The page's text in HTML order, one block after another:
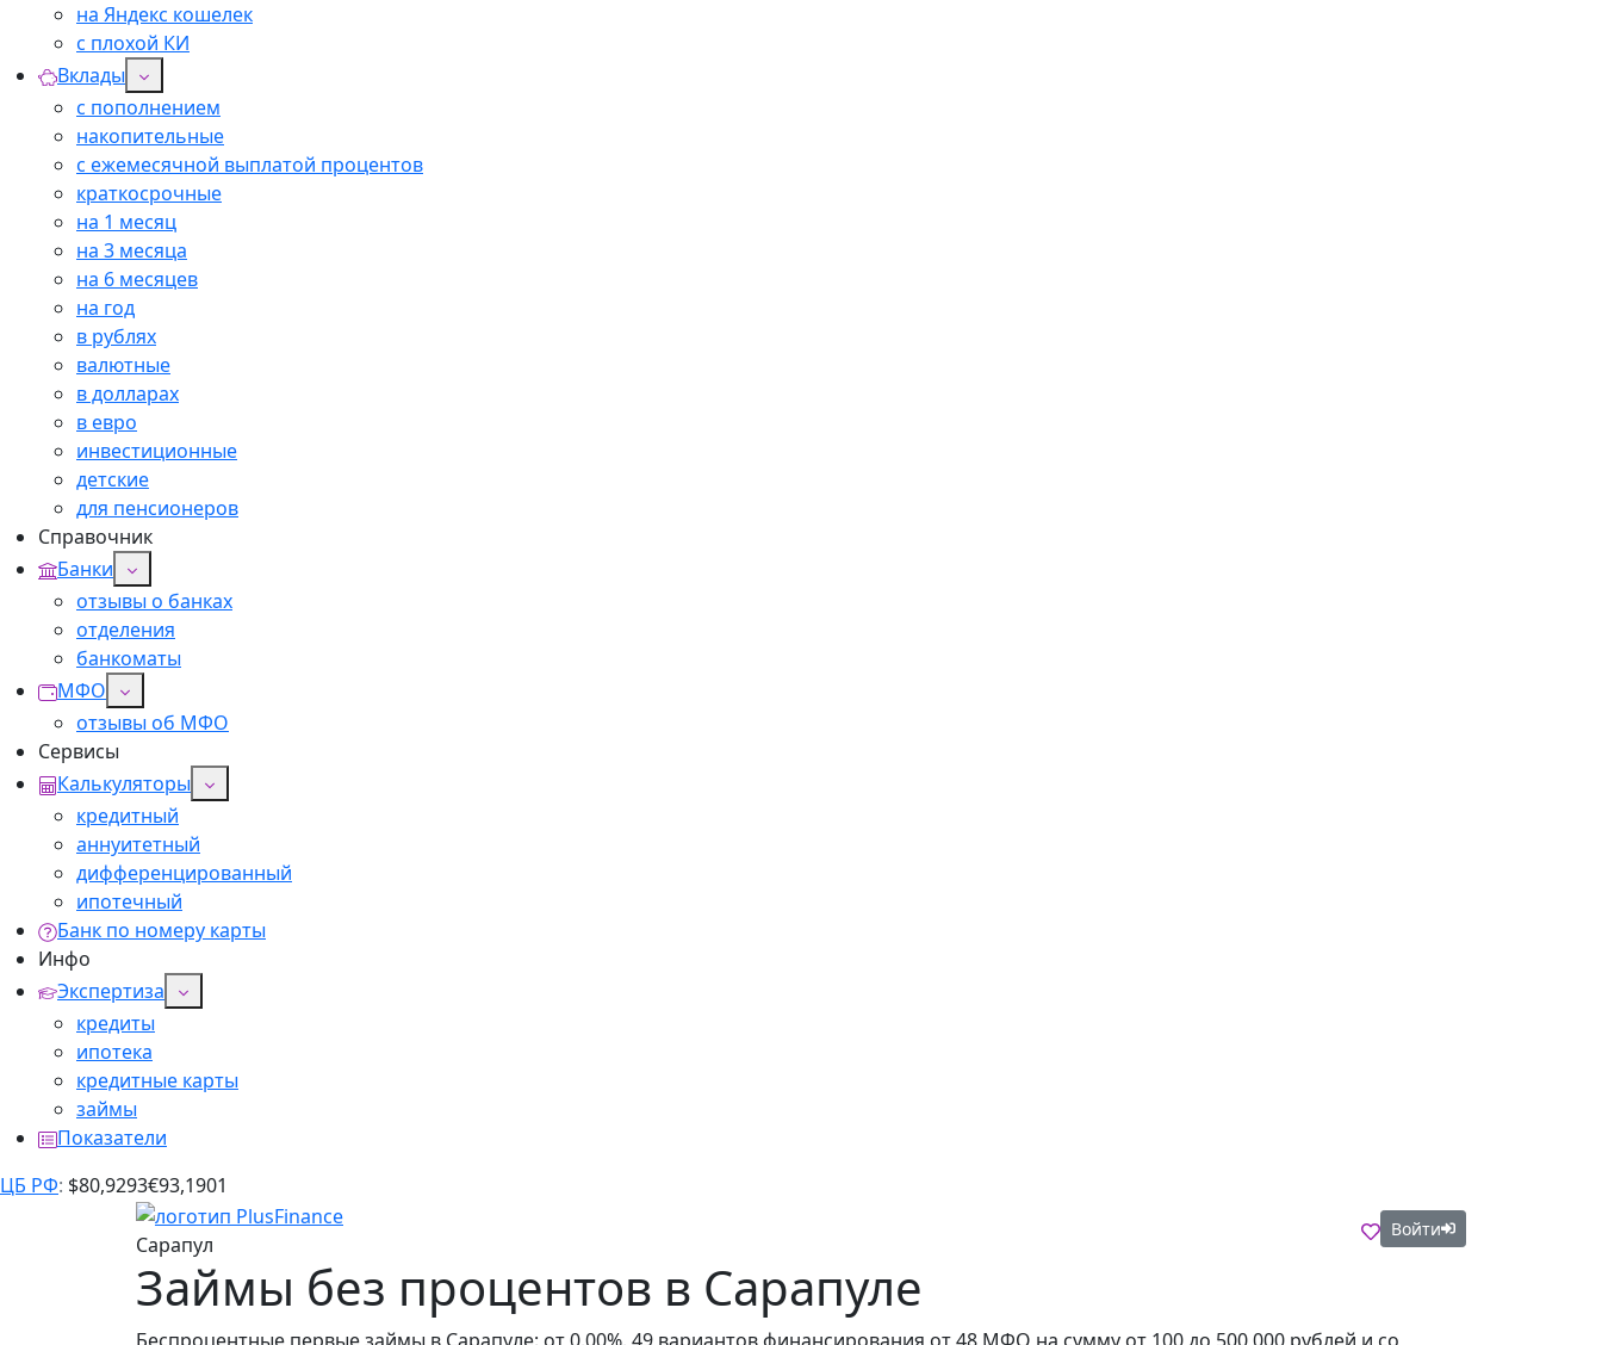
на Яндекс кошелек
с плохой КИ
Вклады
с пополнением
накопительные
с ежемесячной выплатой процентов
краткосрочные
на 1 месяц
на 3 месяца
на 6 месяцев
на год
в рублях
валютные
в долларах
в евро
инвестиционные
детские
для пенсионеров
Справочник
Банки
отзывы о банках
отделения
банкоматы
МФО
отзывы об МФО
Сервисы
Калькуляторы
кредитный
аннуитетный
дифференцированный
ипотечный
Банк по номеру карты
Инфо
Экспертиза
кредиты
ипотека
кредитные карты
займы
Показатели
ЦБ РФ: $80,9293€93,1901
Сарапул
Войти
Займы без процентов в Сарапуле